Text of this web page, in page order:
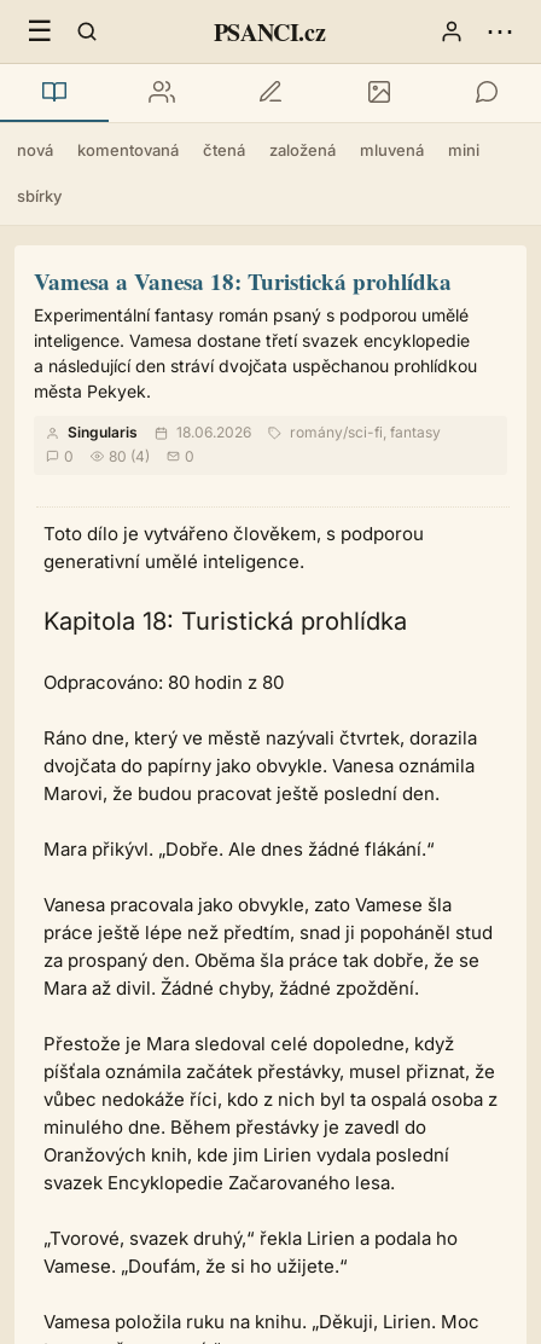
☰ PSANCI.cz ⋯
nová komentovaná čtená založená mluvená mini
sbírky
Vamesa a Vanesa 18: Turistická prohlídka
Experimentální fantasy román psaný s podporou umělé
inteligence. Vamesa dostane třetí svazek encyklopedie
a následující den stráví dvojčata uspěchanou prohlídkou
města Pekyek.
Singularis 18.06.2026 romány/sci-fi, fantasy
0
80 (4) 0
Toto dílo je vytvářeno člověkem, s podporou
generativní umělé inteligence.
Kapitola 18: Turistická prohlídka
Odpracováno: 80 hodin z 80
Ráno dne, který ve městě nazývali čtvrtek, dorazila
dvojčata do papírny jako obvykle. Vanesa oznámila
Marovi, že budou pracovat ještě poslední den.
Mara přikývl. „Dobře. Ale dnes žádné flákání.“
Vanesa pracovala jako obvykle, zato Vamese šla
práce ještě lépe než předtím, snad ji popoháněl stud
za prospaný den. Oběma šla práce tak dobře, že se
Mara až divil. Žádné chyby, žádné zpoždění.
Přestože je Mara sledoval celé dopoledne, když
píšťala oznámila začátek přestávky, musel přiznat, že
vůbec nedokáže říci, kdo z nich byl ta ospalá osoba z
minulého dne. Během přestávky je zavedl do
Oranžových knih, kde jim Lirien vydala poslední
svazek Encyklopedie Začarovaného lesa.
„Tvorové, svazek druhý,“ řekla Lirien a podala ho
Vamese. „Doufám, že si ho užijete.“
Vamesa položila ruku na knihu. „Děkuji, Lirien. Moc